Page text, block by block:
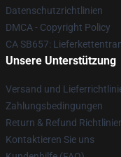
Datenschutzrichtlinien
DMCA - Copyright Policy
CA SB657:
Unsere Unterstützung
Versand und
Zahlungsbedingungen
Return & Refund
Kontaktieren Sie uns